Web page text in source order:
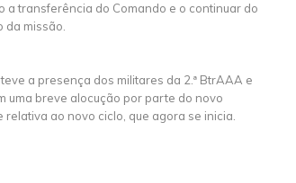
a transferência do Comando e o continuar do
da missão.
a presença dos militares da 2.ª BtrAAA e
uma breve alocução por parte do novo
relativa ao novo ciclo, que agora se inicia.